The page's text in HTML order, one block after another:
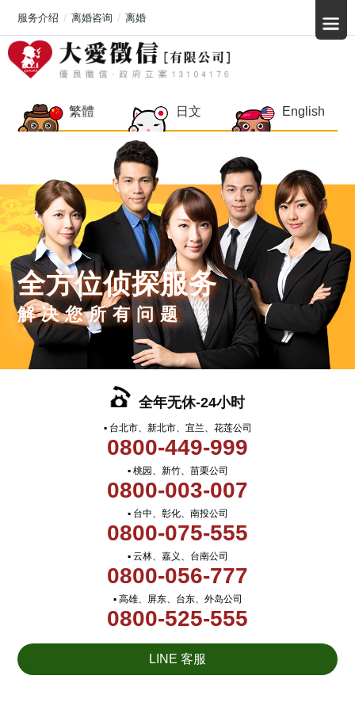
繁體 日文 English
全方位侦探服务
解决您所有问题
全年无休-24小时
▪ 台北市、新北市、宜兰、花莲公司
0800-449-999
▪ 桃园、新竹、苗栗公司
0800-003-007
▪ 台中、彰化、南投公司
0800-075-555
▪ 云林、嘉义、台南公司
0800-056-777
▪ 高雄、屏东、台东、外岛公司
0800-525-555
LINE 客服
服务介绍 离婚咨询 离婚